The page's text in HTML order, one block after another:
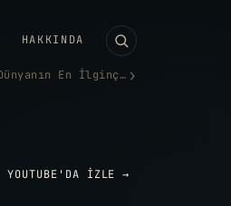
HAKKINDA
Dünyanın En İlginç Merdiven T… ›
YOUTUBE'DA IZLE →